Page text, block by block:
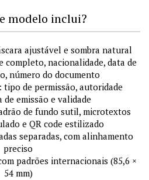
modelo inclui?
ajustável e sombra natural
completo, nacionalidade, data de
número do documento
tipo de permissão, autoridade
de emissão e validade
de fundo sutil, microtextos
e QR code estilizado
separadas, com alinhamento
preciso
padrões internacionais (85,6 ×
54 mm)